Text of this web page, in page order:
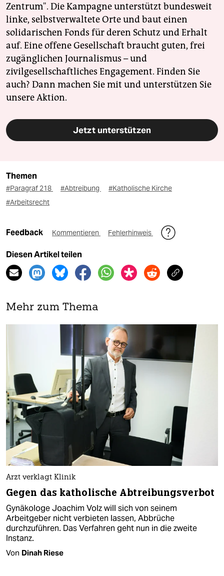
Zentrum". Die Kampagne unterstützt bundesweit
linke, selbstverwaltete Orte und baut einen
solidarischen Fonds für deren Schutz und Erhalt
auf. Eine offene Gesellschaft braucht guten, frei
zugänglichen Journalismus – und
zivilgesellschaftliches Engagement. Finden Sie
auch? Dann machen Sie mit und unterstützen Sie
unsere Aktion.
Jetzt unterstützen
Themen
#Paragraf 218 #Abtreibung
#Katholische Kirche
#Arbeitsrecht
Feedback Kommentieren Fehlerhinweis
Diesen Artikel teilen
Mehr zum Thema
Arzt verklagt Klinik
Gegen das katholische Abtreibungsverbot
Gynäkologe Joachim Volz will sich von seinem
Arbeitgeber nicht verbieten lassen, Abbrüche
durchzuführen. Das Verfahren geht nun in die zweite
Instanz.
Von Dinah Riese